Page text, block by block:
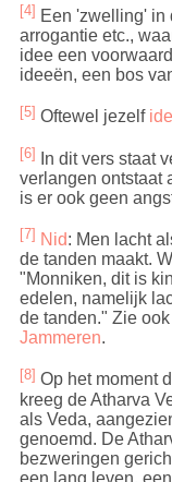
[4] Een 'zwelling' in
arrogantie etc.,
idee een
ideeën, een bos
[5] Oftewel jezelf
[6] In dit vers staat
verlangen ontstaat
is er ook geen
[7] Nid: Men lacht
de tanden maakt.
"Monniken, dit is
edelen, namelijk
de tanden." Zie
Jammeren.
[8] Op het moment
kreeg de Atharva
als Veda,
genoemd. De
bezweringen
een lang leven,